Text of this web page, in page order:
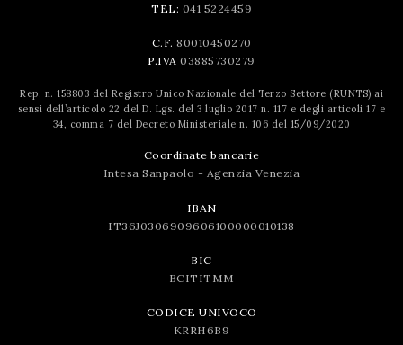
TEL: 041 5224459
C.F. 80010450270
P.IVA 03885730279
Rep. n. 158803 del Registro Unico Nazionale del Terzo Settore (RUNTS) ai
sensi dell’articolo 22 del D. Lgs. del 3 luglio 2017 n. 117 e degli articoli 17 e
34, comma 7 del Decreto Ministeriale n. 106 del 15/09/2020
Coordinate bancarie
Intesa Sanpaolo - Agenzia Venezia
IBAN
IT36J0306909606100000010138
BIC
BCITITMM
CODICE UNIVOCO
KRRH6B9